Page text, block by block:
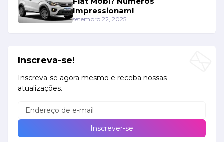
Impressionam!
setembro 22, 2025
Inscreva-se!
Inscreva-se agora mesmo e receba nossas
atualizações.